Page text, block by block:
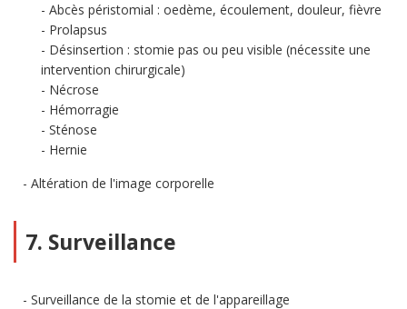
Abcès péristomial : oedème, écoulement, douleur, fièvre
Prolapsus
Désinsertion : stomie pas ou peu visible (nécessite une
intervention chirurgicale)
Nécrose
Hémorragie
Sténose
Hernie
Altération de l'image corporelle
7. Surveillance
Surveillance de la stomie et de l'appareillage